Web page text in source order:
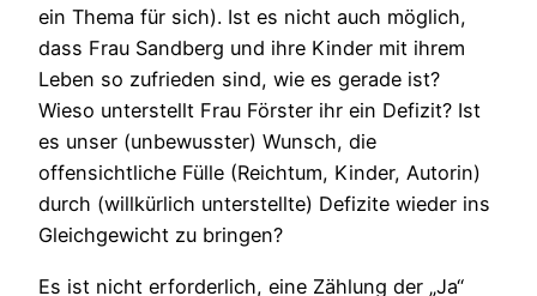
ein Thema für sich). Ist es nicht auch möglich,
dass Frau Sandberg und ihre Kinder mit ihrem
Leben so zufrieden sind, wie es gerade ist?
Wieso unterstellt Frau Förster ihr ein Defizit? Ist
es unser (unbewusster) Wunsch, die
offensichtliche Fülle (Reichtum, Kinder, Autorin)
durch (willkürlich unterstellte) Defizite wieder ins
Gleichgewicht zu bringen?
Es ist nicht erforderlich, eine Zählung der „Ja“